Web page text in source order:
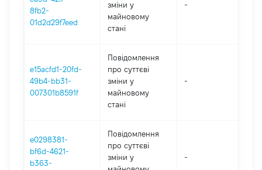
8fb2-
01d2d29f7eed
зміни y
майновому
стані
-
e15acfd1-20fd-
49b4-bb31-
007301b8591f
Повідомлення
про суттєві
зміни y
майновому
стані
-
e0298381-
bf6d-4621-
b363-
Повідомлення
про суттєві
зміни y
-